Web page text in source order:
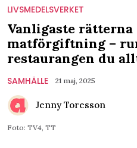
LIVSMEDELSVERKET
Vanligaste rätterna
matförgiftning –
restaurangen du
SAMHÄLLE 21 maj, 2025
Jenny Toresson
Foto: TV4, TT